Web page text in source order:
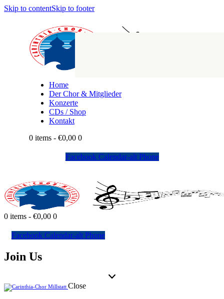
Skip to contentSkip to footer
Home
Der Chor & Mitglieder
Konzerte
CDs / Shop
Kontakt
0 items - €0,00 0
Facebook Calendar-alt Phone
0 items - €0,00 0
Facebook Calendar-alt Phone
Join Us
Close